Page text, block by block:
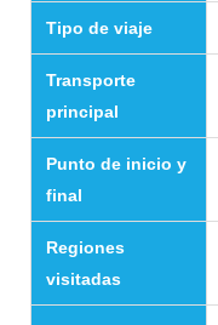
Tipo de viaje
Transporte
principal
Punto de inicio y
final
Regiones
visitadas